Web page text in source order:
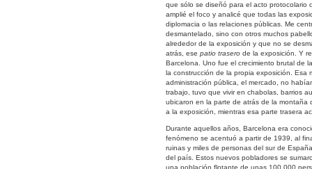
que sólo se diseñó para el acto protocolario
amplié el foco y analicé que todas las
diplomacia o las relaciones públicas. Me
desmantelado, sino con otros muchos
alrededor de la exposición y que no se
atrás, ese patio trasero de la exposición. Y
Barcelona. Uno fue el crecimiento brutal de
la construcción de la propia exposición.
administración pública, el mercado, no
trabajo, tuvo que vivir en chabolas, barrios
ubicaron en la parte de atrás de la montaña
a la exposición, mientras esa parte trasera
Durante aquellos años, Barcelona era
fenómeno se acentuó a partir de 1939, al
ruinas y miles de personas del sur de
del país. Estos nuevos pobladores se